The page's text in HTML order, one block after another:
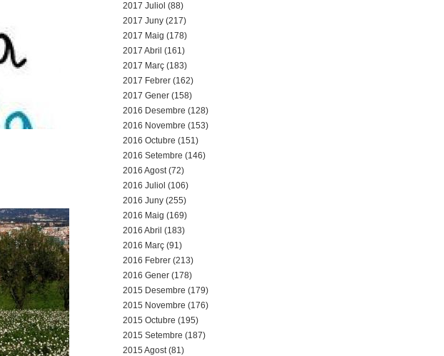
2017 Juliol (88)
2017 Juny (217)
2017 Maig (178)
2017 Abril (161)
2017 Març (183)
2017 Febrer (162)
2017 Gener (158)
2016 Desembre (128)
2016 Novembre (153)
2016 Octubre (151)
2016 Setembre (146)
2016 Agost (72)
2016 Juliol (106)
2016 Juny (255)
2016 Maig (169)
2016 Abril (183)
2016 Març (91)
2016 Febrer (213)
2016 Gener (178)
2015 Desembre (179)
2015 Novembre (176)
2015 Octubre (195)
2015 Setembre (187)
2015 Agost (81)